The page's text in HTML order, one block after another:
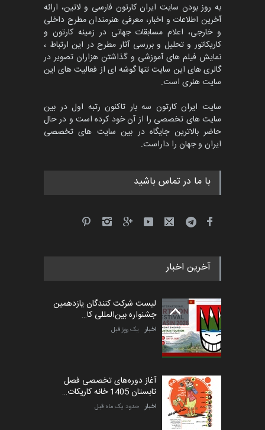
به روز بودن سایت ایران کارتون فارسی و لاتین، ارائه
آخرین اطلاعات و اخبار، معرفی هنرمندان مطرح داخلی
و خارجی، اعلام مسابقات جهانی در زمینه کارتون و
کاریکاتور و تحلیل و بررسی آثار مطرح در این ارتباط ،
نمایش فیلم های آموزشی و گذاشتن هزاران تصویر در
گالری های این سایت تنها گوشه ای از فعالیت های این
سایت هنری است.
سایت ایران کارتون سه بار تاکنون رتبه اول در بین
سایت های تخصصی را از آن خود کرده است و در حال
حاضر بالاترین جایگاه در بین سایت های تخصصی
ایران و جهان را داراست.
با ما در تماس باشید
آخرین اخبار
لیست شرکت کنندگان یازدهمین
جشنواره بین‌المللی کا…
اخبار یک روز قبل
آغاز دوره‌های تخصصی فصل
تابستان 1405 خانه کاریکات…
اخبار حدود یک ماه قبل